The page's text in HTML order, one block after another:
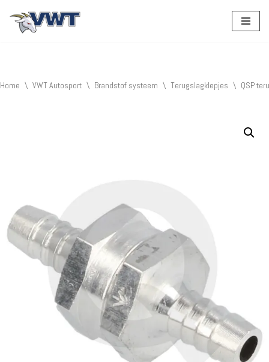
Home \ VWT Autosport \ Brandstof systeem \ Terugslagklepjes \ QSP